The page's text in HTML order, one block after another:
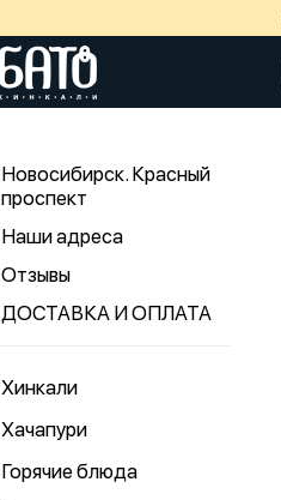
Новосибирск. Красный
проспект
Наши адреса
Отзывы
ДОСТАВКА И ОПЛАТА
Хинкали
Хачапури
Горячие блюда